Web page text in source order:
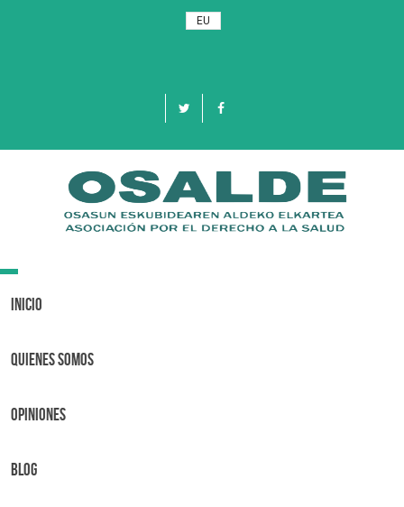
EU
Toggle
Inicio
Quienes Somos
OPINIONES
BLOG